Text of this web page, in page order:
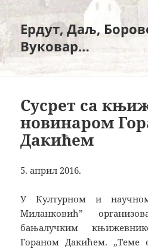
Ердут, Даљ,
Вуковар…
Сусрет са
новинаром
Дакићем
5. април 2016.
У Културном и
Миланковић”
бањалучким
Гораном Дакићем. „Теме